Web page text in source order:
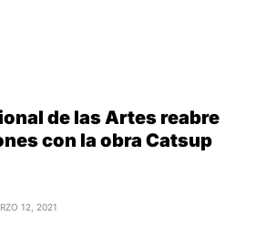
de las Artes reabre
con la obra Catsup
12, 2021